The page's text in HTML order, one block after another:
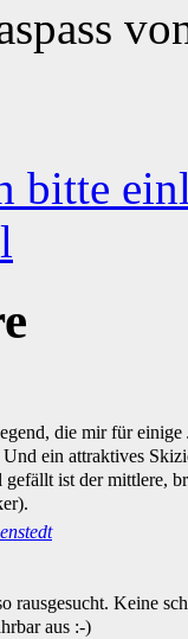
bitte
die mir für
ein attraktives
ist der mittlere,
rausgesucht. Keine
aus :-)